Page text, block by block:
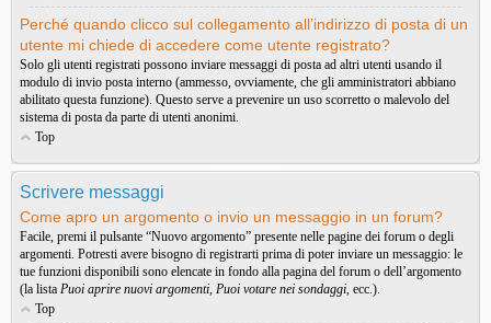
Perché quando clicco sul collegamento all’indirizzo di posta di un
utente mi chiede di accedere come utente registrato?
Solo gli utenti registrati possono inviare messaggi di posta ad altri utenti usando il
modulo di invio posta interno (ammesso, ovviamente, che gli amministratori abbiano
abilitato questa funzione). Questo serve a prevenire un uso scorretto o malevolo del
sistema di posta da parte di utenti anonimi.
Top
Scrivere messaggi
Come apro un argomento o invio un messaggio in un forum?
Facile, premi il pulsante “Nuovo argomento” presente nelle pagine dei forum o degli
argomenti. Potresti avere bisogno di registrarti prima di poter inviare un messaggio: le
tue funzioni disponibili sono elencate in fondo alla pagina del forum o dell’argomento
(la lista Puoi aprire nuovi argomenti, Puoi votare nei sondaggi, ecc.).
Top